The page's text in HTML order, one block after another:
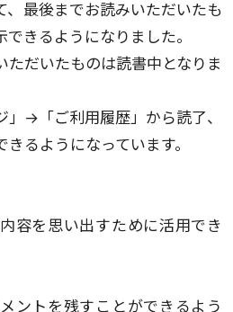
、最後までお読みいただいたも
きるようになりました。
ただいたものは読書中となりま
」→「ご利用履歴」から読了、
るようになっています。
容を思い出すために活用でき
ントを残すことができるよう